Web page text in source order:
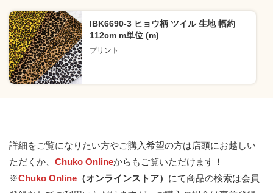
IBK6690-3 ヒョウ柄 ツイル 生地 幅約
112cm m単位 (m)
プリント
詳細をご覧になりたい方やご購入希望の方は店頭にお越しい
ただくか、 Chuko Onlineからもご覧いただけます！
※Chuko Online （オンラインストア） にて商品の検索は会員